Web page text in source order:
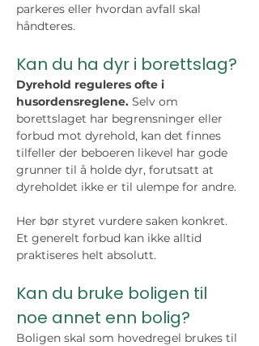
parkeres eller hvordan avfall skal
håndteres.
Kan du ha dyr i borettslag?
Dyrehold reguleres ofte i
husordensreglene. Selv om
borettslaget har begrensninger eller
forbud mot dyrehold, kan det finnes
tilfeller der beboeren likevel har gode
grunner til å holde dyr, forutsatt at
dyreholdet ikke er til ulempe for andre.
Her bør styret vurdere saken konkret.
Et generelt forbud kan ikke alltid
praktiseres helt absolutt.
Kan du bruke boligen til
noe annet enn bolig?
Boligen skal som hovedregel brukes til